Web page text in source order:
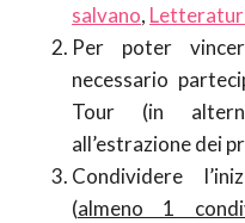
salvano,
Per poter
necessario
Tour (in
all’estrazione dei
Condividere
(almeno 1